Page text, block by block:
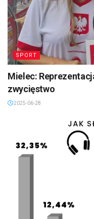
SPORT
Mielec:
zwycięstwo
2025-06-28